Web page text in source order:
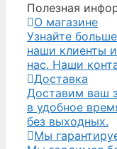
Полезная
О магазине
Узнайте
наши клиенты
нас. Наши
Доставка
Доставим ваш
в удобное
без выходных.
Мы